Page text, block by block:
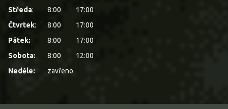
Středa: 8:00
17:00
Čtvrtek: 8:00
17:00
Pátek:
8:00
17:00
Sobota:
8:00
12:00
Neděle:
zavřeno